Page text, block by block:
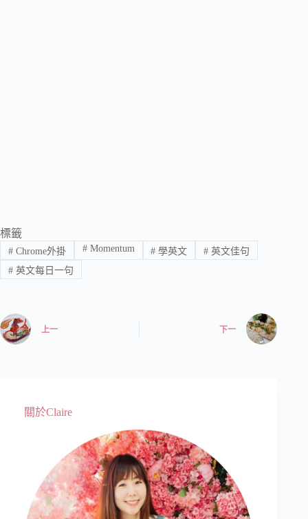
標籤
#Chrome外掛 #Momentum # 學英文 # 英文佳句
#英文每日一句
上一 下一
關於Claire